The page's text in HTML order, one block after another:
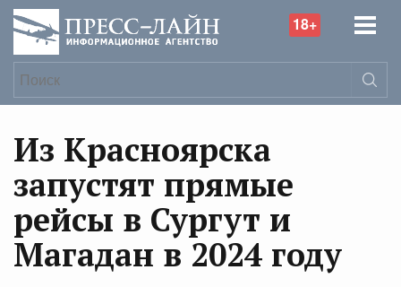
18+
Из Красноярска
запустят прямые
рейсы в Сургут и
Магадан в 2024 году